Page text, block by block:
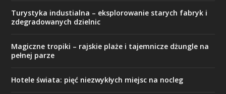
Turystyka industialna – eksplorowanie starych fabryk i
zdegradowanych dzielnic
Magiczne tropiki – rajskie plaże i tajemnicze dżungle na
pełnej parze
Hotele świata: pięć niezwykłych miejsc na nocleg